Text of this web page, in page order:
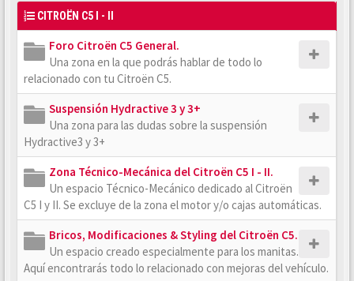
CITROËN C5 I - II
Foro Citroën C5 General.
Una zona en la que podrás hablar de todo lo
relacionado con tu Citroën C5.
Suspensión Hydractive 3 y 3+
Una zona para las dudas sobre la suspensión
Hydractive3 y 3+
Zona Técnico-Mecánica del Citroën C5 I - II.
Un espacio Técnico-Mecánico dedicado al Citroën
C5 I y II. Se excluye de la zona el motor y/o cajas automáticas.
Bricos, Modificaciones & Styling del Citroën C5.
Un espacio creado especialmente para los manitas.
Aquí encontrarás todo lo relacionado con mejoras del vehículo.